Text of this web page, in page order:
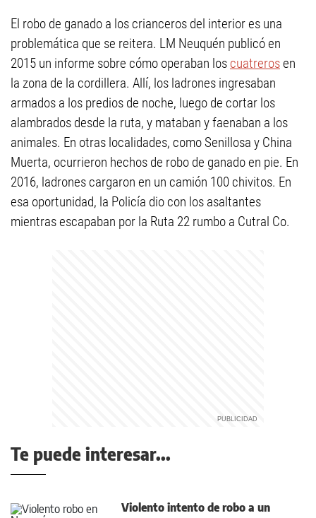
El robo de ganado a los crianceros del interior es una
problemática que se reitera. LM Neuquén publicó en
2015 un informe sobre cómo operaban los cuatrerosen
la zona de la cordillera. Allí, los ladrones ingresaban
armados a los predios de noche, luego de cortar los
alambrados desde la ruta, y mataban y faenaban a los
animales. En otras localidades, como Senillosa y China
Muerta, ocurrieron hechos de robo de ganado en pie. En
2016, ladrones cargaron en un camión 100 chivitos. En
esa oportunidad, la Policía dio con los asaltantes
mientras escapaban por la Ruta 22 rumbo a Cutral Co.
Te puede interesar...
Violento intento de robo a un